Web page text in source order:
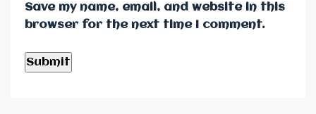
Save my name, email, and website in this
browser for the next time I comment.